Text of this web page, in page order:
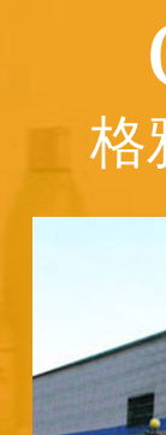
格